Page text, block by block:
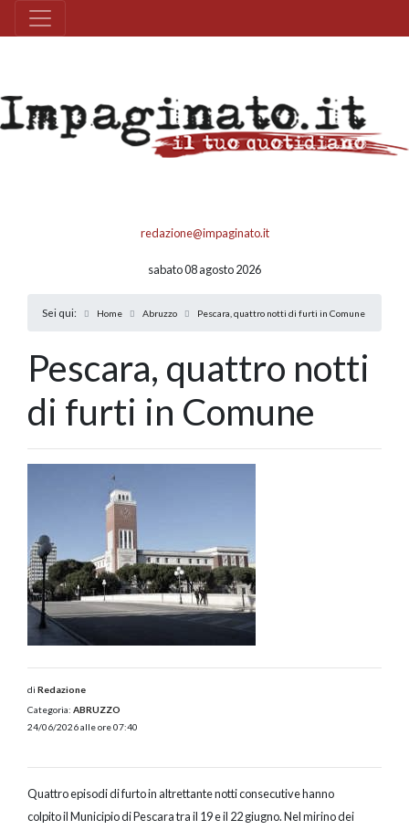
redazione@impaginato.it
sabato 08 agosto 2026
Sei qui: Home Abruzzo Pescara, quattro notti di furti in Comune
Pescara, quattro notti
di furti in Comune
di Redazione
Categoria: ABRUZZO
24/06/2026 alle ore 07:40
Quattro episodi di furto in altrettante notti consecutive hanno
colpito il Municipio di Pescara tra il 19 e il 22 giugno. Nel mirino dei